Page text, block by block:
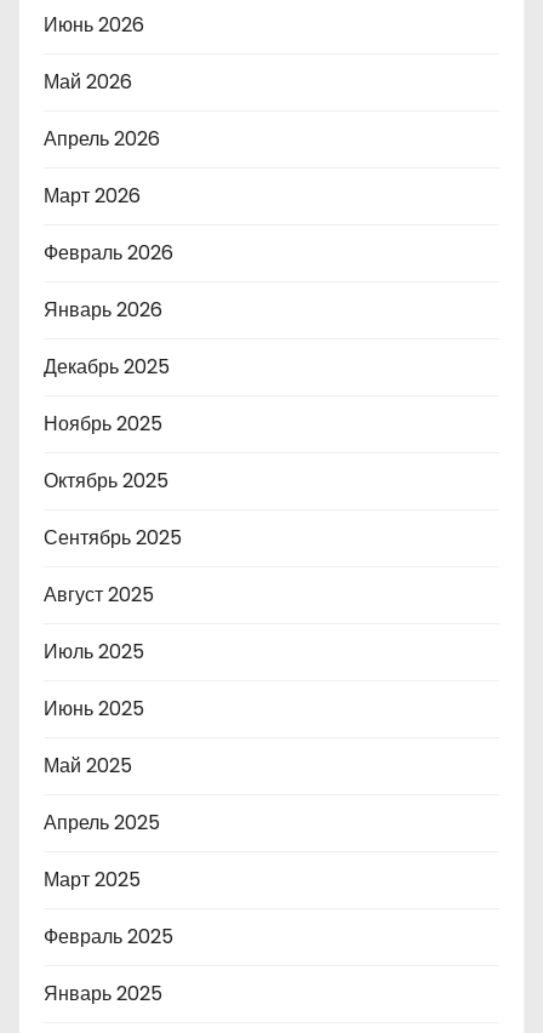
Июнь 2026
Май 2026
Апрель 2026
Март 2026
Февраль 2026
Январь 2026
Декабрь 2025
Ноябрь 2025
Октябрь 2025
Сентябрь 2025
Август 2025
Июль 2025
Июнь 2025
Май 2025
Апрель 2025
Март 2025
Февраль 2025
Январь 2025